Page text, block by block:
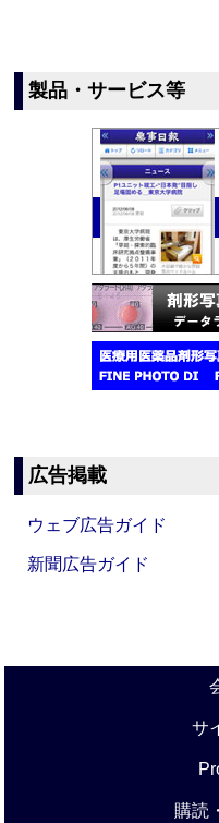
製品・サービス等
広告掲載
ウェブ広告ガイド
新聞広告ガイド
サ
購読